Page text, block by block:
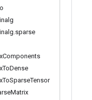
linalg
linalg.sparse
Components
ToDense
ToSparseTensor
Matrix